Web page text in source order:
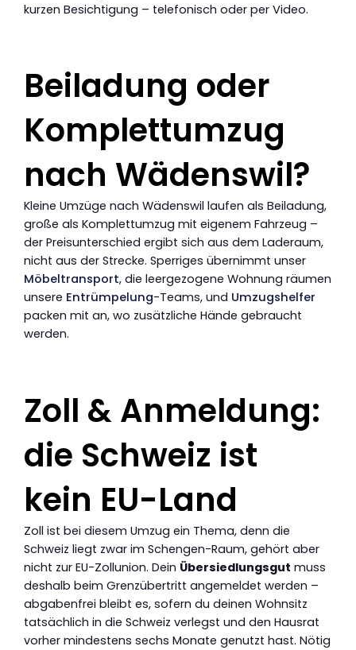
kurzen Besichtigung – telefonisch oder per Video.
Beiladung oder
Komplettumzug
nach Wädenswil?
Kleine Umzüge nach Wädenswil laufen als Beiladung,
große als Komplettumzug mit eigenem Fahrzeug –
der Preisunterschied ergibt sich aus dem Laderaum,
nicht aus der Strecke. Sperriges übernimmt unser
Möbeltransport, die leergezogene Wohnung räumen
unsere Entrümpelung-Teams, und Umzugshelfer
packen mit an, wo zusätzliche Hände gebraucht
werden.
Zoll & Anmeldung:
die Schweiz ist
kein EU-Land
Zoll ist bei diesem Umzug ein Thema, denn die
Schweiz liegt zwar im Schengen-Raum, gehört aber
nicht zur EU-Zollunion. Dein Übersiedlungsgut muss
deshalb beim Grenzübertritt angemeldet werden –
abgabenfrei bleibt es, sofern du deinen Wohnsitz
tatsächlich in die Schweiz verlegst und den Hausrat
vorher mindestens sechs Monate genutzt hast. Nötig